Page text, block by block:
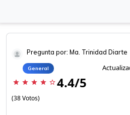
Pregunta por: Ma. Trinidad Diarte
General
star star star star star_border 4.4/5
(38 Votos)